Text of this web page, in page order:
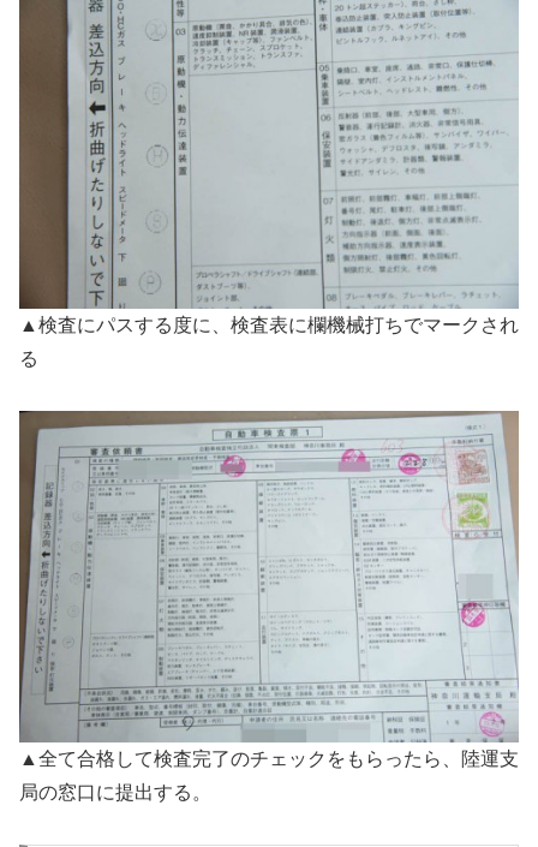
▲検査にパスする度に、検査表に欄機械打ちでマークされ
る
▲全て合格して検査完了のチェックをもらったら、陸運支
局の窓口に提出する。